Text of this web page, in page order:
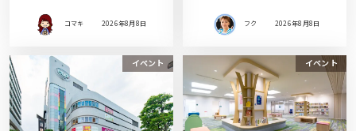
コマキ 2026年8月8日 フク 2026年8月8日
イベント イベント